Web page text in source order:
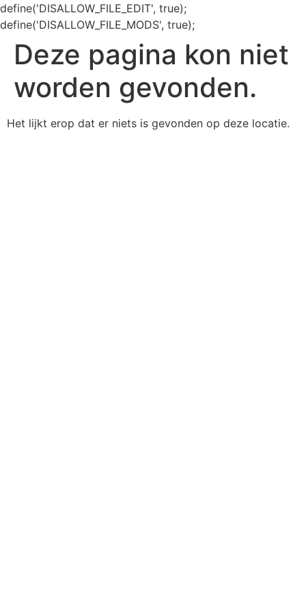
define('DISALLOW_FILE_EDIT', true);
define('DISALLOW_FILE_MODS', true);
Deze pagina kon niet
worden gevonden.
Het lijkt erop dat er niets is gevonden op deze locatie.